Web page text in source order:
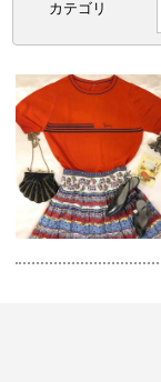
カテゴリ